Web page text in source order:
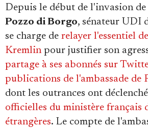
Depuis le début de l'invasion
Pozzo di Borgo, sénateur UDI
se charge de relayer l'essentiel
Kremlinpour justifier son
partage à ses abonnés sur
publications de l'ambassade de
dont les outrances ont déclenché
officielles du ministère français
étrangères. Le compte de